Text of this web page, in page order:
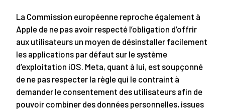
La Commission européenne reproche également à
Apple de ne pas avoir respecté l’obligation d’offrir
aux utilisateurs un moyen de désinstaller facilement
les applications par défaut sur le système
d’exploitation iOS. Meta, quant à lui, est soupçonné
de ne pas respecter la règle qui le contraint à
demander le consentement des utilisateurs afin de
pouvoir combiner des données personnelles, issues